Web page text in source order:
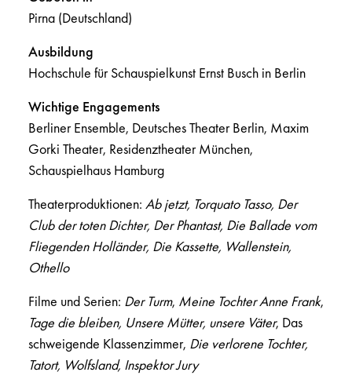
Pirna (Deutschland)
Ausbildung
Hochschule für Schauspielkunst Ernst Busch in Berlin
Wichtige Engagements
Berliner Ensemble, Deutsches Theater Berlin, Maxim
Gorki Theater, Residenztheater München,
Schauspielhaus Hamburg
Theaterproduktionen: Ab jetzt, Torquato Tasso, Der
Club der toten Dichter, Der Phantast, Die Ballade vom
Fliegenden Holländer, Die Kassette, Wallenstein,
Othello
Filme und Serien: Der Turm, Meine Tochter Anne Frank,
Tage die bleiben, Unsere Mütter, unsere Väter, Das
schweigende Klassenzimmer, Die verlorene Tochter,
Tatort, Wolfsland, Inspektor Jury